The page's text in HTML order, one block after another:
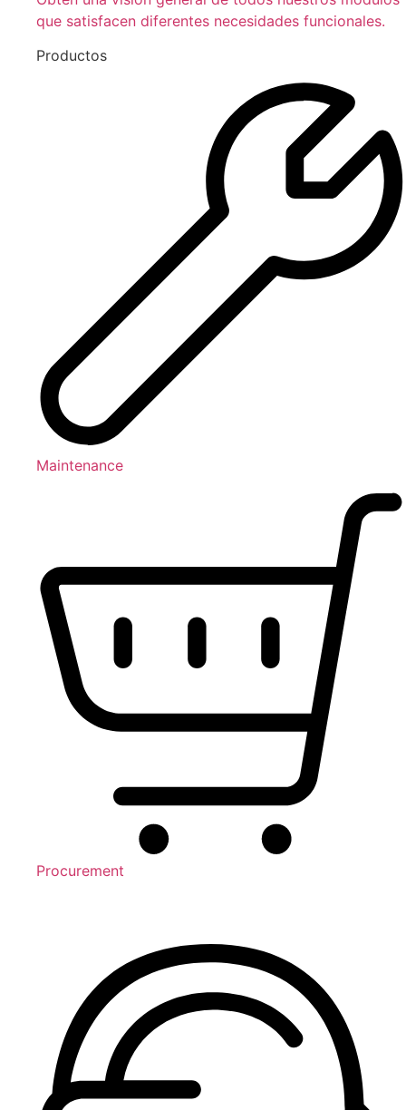
que satisfacen diferentes necesidades funcionales.
Productos
Maintenance
Procurement